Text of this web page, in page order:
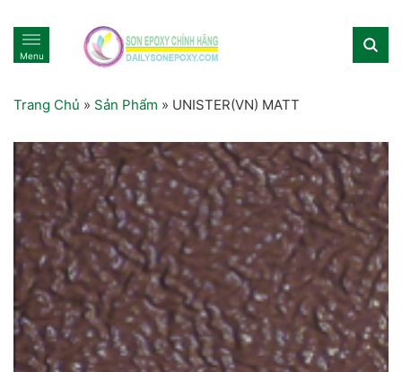
Menu
Trang Chủ » Sản Phẩm » UNISTER(VN) MATT